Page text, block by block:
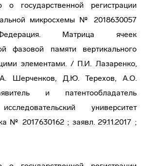
о государственной регистрации
микросхемы № 2018630057
Матрица ячеек
фазовой памяти вертикального
элементами. / П.И. Лазаренко,
Шерченков, Д.Ю. Терехов, А.О.
и патентообладатель
университет
№ 2017630162 ; заявл. 29.11.2017 ;